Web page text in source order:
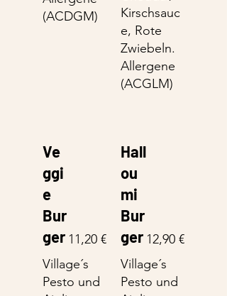
(ACDGM)
Kirschsauc
e, Rote
Zwiebeln.
Allergene
(ACGLM)
Ve
ggi
e
Bur
ger
Village´s
Pesto und
11,20 €
Hall
ou
mi
Bur
ger
Village´s
Pesto und
12,90 €